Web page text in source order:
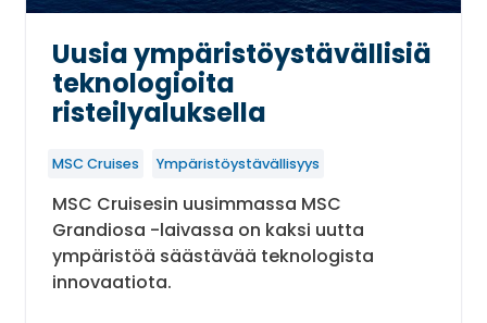
Uusia ympäristöystävällisiä
teknologioita
risteilyaluksella
MSC Cruises Ympäristöystävällisyys
MSC Cruisesin uusimmassa MSC
Grandiosa -laivassa on kaksi uutta
ympäristöä säästävää teknologista
innovaatiota.